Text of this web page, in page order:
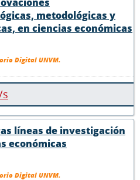
metodológicas y
en ciencias económicas
Digital UNVM.
líneas de investigación
económicas
Digital UNVM.